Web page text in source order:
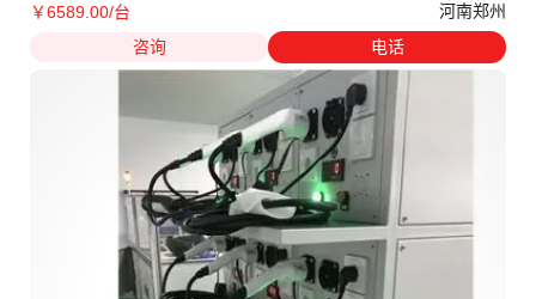
￥6589 .00/台
河南郑州
咨询
电话